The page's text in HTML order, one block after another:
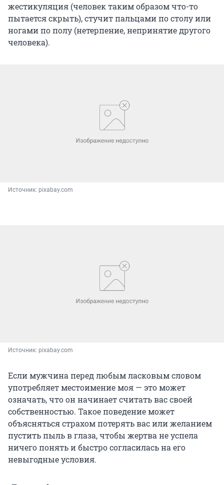
жестикуляция (человек таким образом что-то
пытается скрыть), стучит пальцами по столу или
ногами по полу (нетерпение, непринятие другого
человека).
Источник: pixabay.com
Источник: pixabay.com
Если мужчина перед любым ласковым словом
употребляет местоимение моя — это может
означать, что он начинает считать вас своей
собственностью. Такое поведение может
объясняться страхом потерять вас или желанием
пустить пыль в глаза, чтобы жертва не успела
ничего понять и быстро согласилась на его
невыгодные условия.